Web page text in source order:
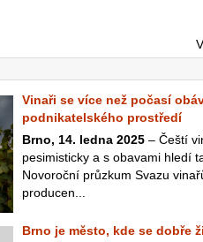
Vinaři se více než počasí
podnikatelského prostředí
Brno, 14. ledna 2025 – Čeští
pesimisticky a s obavami hledí
Novoroční průzkum Svazu
producen...
Brno je město, kde se dobře